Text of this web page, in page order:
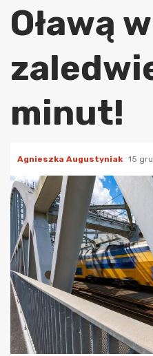
Oławą w
minut!
Agnieszka Augustyniak 15